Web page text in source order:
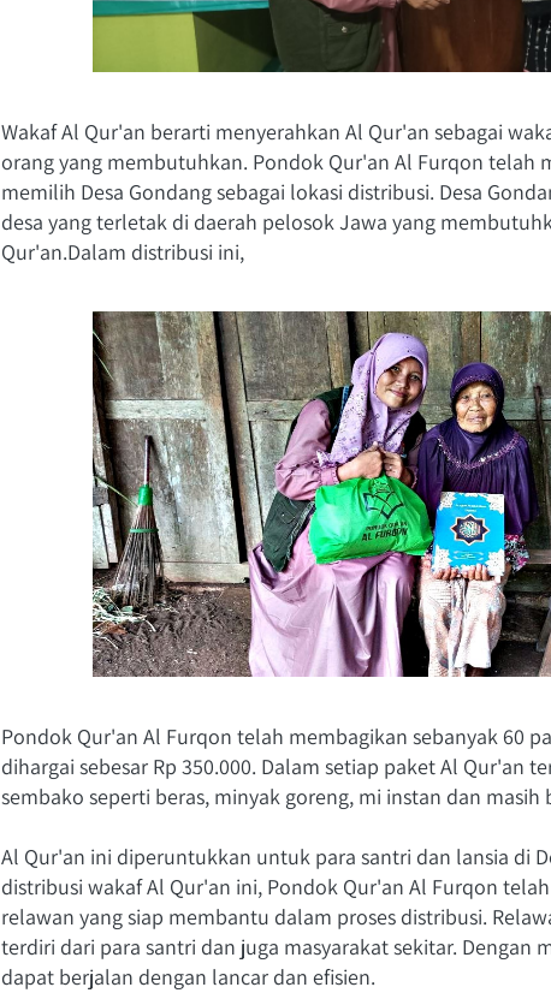
Wakaf Al Qur'an berarti menyerahkan Al Qur'an sebagai
orang yang membutuhkan. Pondok Qur'an Al Furqon telah
memilih Desa Gondang sebagai lokasi distribusi. Desa
desa yang terletak di daerah pelosok Jawa yang
Qur'an.Dalam distribusi ini,
Pondok Qur'an Al Furqon telah membagikan sebanyak 60
dihargai sebesar Rp 350.000. Dalam setiap paket Al Qur'an
sembako seperti beras, minyak goreng, mi instan dan masih
Al Qur'an ini diperuntukkan untuk para santri dan lansia di
distribusi wakaf Al Qur'an ini, Pondok Qur'an Al Furqon
relawan yang siap membantu dalam proses distribusi.
terdiri dari para santri dan juga masyarakat sekitar. Dengan
dapat berjalan dengan lancar dan efisien.